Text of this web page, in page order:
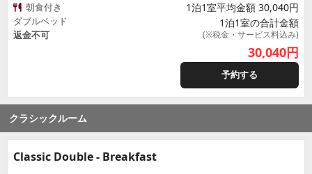
朝食付き
ダブルベッド
返金不可
1泊1室平均金額 30,040円
1泊1室の合計金額
(※税金・サービス料込み)
30,040円
予約する
クラシックルーム
Classic Double - Breakfast